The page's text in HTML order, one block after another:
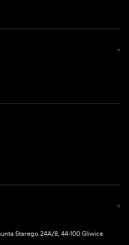
Starego 24A/8, 44-100 Gliwice.